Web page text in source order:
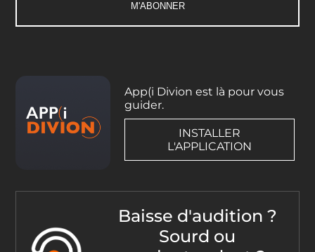
App(i Divion est là pour vous
guider.
INSTALLER
L'APPLICATION
Baisse d'audition ?
Sourd ou